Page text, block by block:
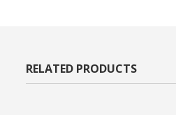
RELATED PRODUCTS